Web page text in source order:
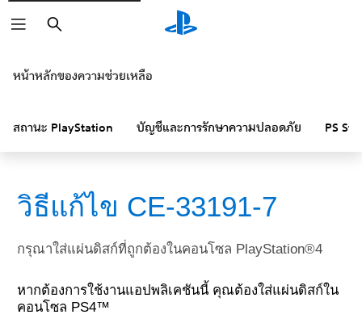
หน้าหลักของความช่วยเหลือ
สถานะ PlayStation บัญชีและการรักษาความปลอดภัย PS
วิธีแก้ไข CE-33191-7
กรุณาใส่แผ่นดิสก์ที่ถูกต้องในคอนโซล PlayStation®4
หากต้องการใช้งานแอปพลิเคชันนี้ คุณต้องใส่แผ่นดิสก์ใน
คอนโซล PS4™